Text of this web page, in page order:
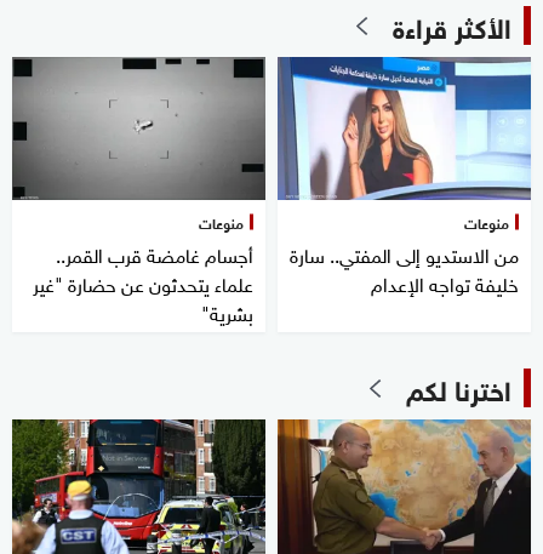
الأكثر قراءة
منوعات
من الاستديو إلى المفتي.. سارة
خليفة تواجه الإعدام
منوعات
أجسام غامضة قرب القمر..
علماء يتحدثون عن حضارة "غير
بشرية"
اخترنا لكم